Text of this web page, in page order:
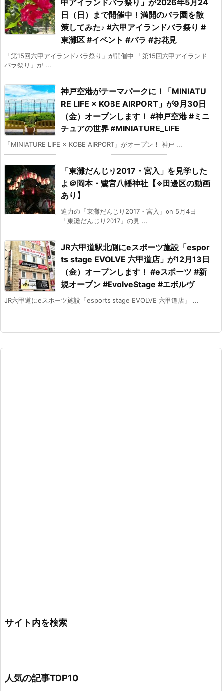
甲アイランドバラ祭り」が2026年5月24
日（日）まで開催中！満開のバラ園を散
策してみた♪ #六甲アイランドバラ祭り #
東灘区 #イベント #バラ #お花見
「第15回六甲アイランドバラ祭り」が開催中 「第15回六甲アイランド
バラ祭り」が ...
神戸空港がテーマパークに！「MINIATU
RE LIFE × KOBE AIRPORT」が9月30日
（金）オープンします！ #神戸空港 #ミニ
チュアの世界 #MINIATURE_LIFE
「MINIATURE LIFE × KOBE AIRPORT」がオープン！ 神戸 ...
「東灘だんじり2017・宮入」を見学した
よ＠岡本・鷺宮八幡神社【※田邊区の動画
あり】
迫力の「東灘だんじり2017・宮入」on 5月4日
「東灘だんじり2017」の見 ...
JR六甲道駅北側にeスポーツ施設「espor
ts stage EVOLVE 六甲道店」が12月13日
（金）オープンします！ #eスポーツ #新
規オープン #EvolveStage #エボルヴ
JR六甲道にeスポーツ施設「esports stage EVOLVE 六甲道店」 ...
サイト内を検索
人気の記事TOP10